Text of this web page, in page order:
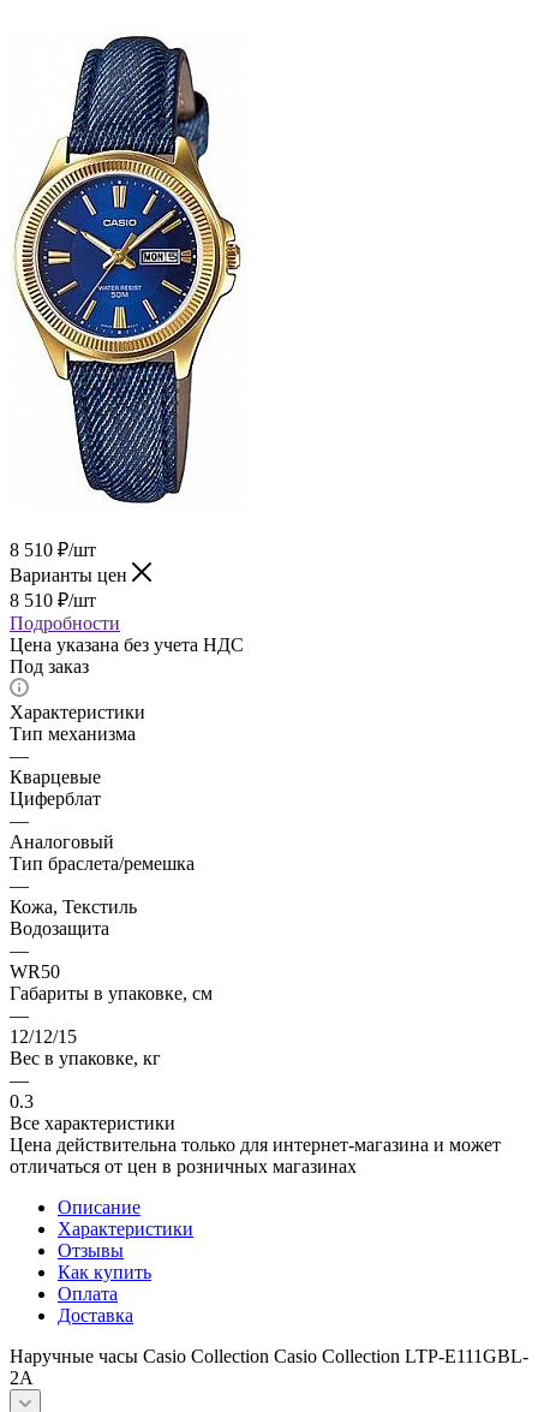
8 510 ₽/шт
Варианты цен
8 510 ₽/шт
Подробности
Цена указана без учета НДС
Под заказ
Характеристики
Тип механизма
—
Кварцевые
Циферблат
—
Аналоговый
Тип браслета/ремешка
—
Кожа, Текстиль
Водозащита
—
WR50
Габариты в упаковке, см
—
12/12/15
Вес в упаковке, кг
—
0.3
Все характеристики
Цена действительна только для интернет-магазина и может
отличаться от цен в розничных магазинах
Описание
Характеристики
Отзывы
Как купить
Оплата
Доставка
Наручные часы Casio Collection Casio Collection LTP-E111GBL-
2A